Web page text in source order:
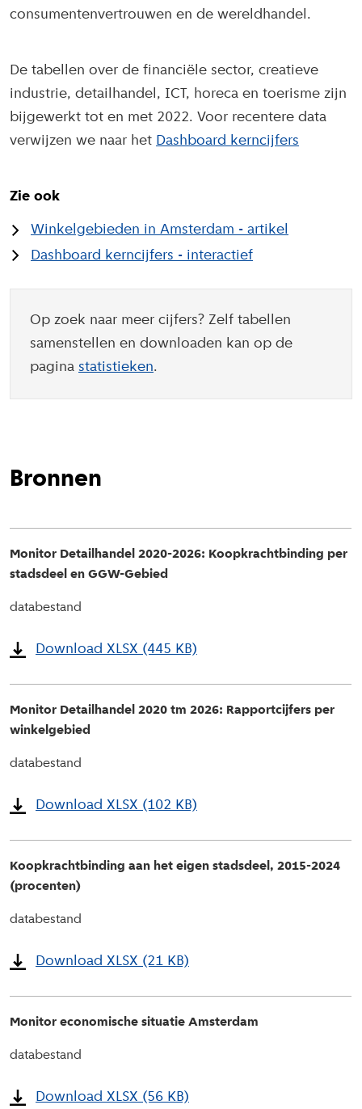
consumentenvertrouwen en de wereldhandel.
De tabellen over de financiële sector, creatieve
industrie, detailhandel, ICT, horeca en toerisme zijn
bijgewerkt tot en met 2022. Voor recentere data
verwijzen we naar het Dashboard kerncijfers
Zie ook
Winkelgebieden in Amsterdam - artikel
Dashboard kerncijfers - interactief
Op zoek naar meer cijfers? Zelf tabellen
samenstellen en downloaden kan op de
pagina statistieken.
Bronnen
Monitor Detailhandel 2020-2026: Koopkrachtbinding per
stadsdeel en GGW-Gebied
databestand
Download XLSX (445 KB)
Monitor Detailhandel 2020 tm 2026: Rapportcijfers per
winkelgebied
databestand
Download XLSX (102 KB)
Koopkrachtbinding aan het eigen stadsdeel, 2015-2024
(procenten)
databestand
Download XLSX (21 KB)
Monitor economische situatie Amsterdam
databestand
Download XLSX (56 KB)